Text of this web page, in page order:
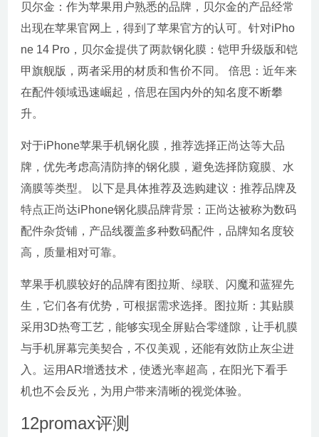
贝尔金：作为苹果用户熟悉的品牌，贝尔金的产品经常
出现在苹果官网上，得到了苹果官方的认可。针对iPho
ne 14 Pro，贝尔金提供了两款钢化膜：铠甲升级版和铠
甲旗舰版，两者采用的材质和售价不同。 倍思：近年来
在配件领域迅速崛起，倍思在国内外的知名度不断攀
升。
对于iPhone苹果手机钢化膜，推荐选择正尚达等大品
牌，优先考虑高清防摔的钢化膜，避免选择防窥膜、水
滴膜等类型。 以下是具体推荐及选购建议：推荐品牌及
特点正尚达iPhone钢化膜品牌背景：正尚达被称为数码
配件杂货铺，产品线覆盖多种数码配件，品牌知名度较
高，质量相对可靠。
苹果手机膜较好的品牌有图拉斯、绿联、闪魔和蓝猩先
生，它们各有优势，可根据需求选择。图拉斯：其贴膜
采用3D热弯工艺，能够实现全屏贴合零缝隙，让手机膜
与手机屏幕完美契合，不仅美观，还能有效防止灰尘进
入。运用AR增透技术，使透光率超高，在阳光下看手
机也不会反光，为用户带来清晰的视觉体验。
12promax评测